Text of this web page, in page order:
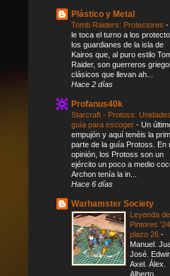
Plástico y Metal
Tomb Raiders: Protectores -
le toca el turno a los
los guardianes de la isla de
Kairos que, al puro estilo
Raider, son guerreros
clásicos que llevan ah...
Hace 2 días
Profanus40k
Starcraft - Protoss: Unidades,
guía para escoger - Un
empujón y aquí tenéis la
parte de la guía Protoss. En
opinión, los Protoss son un
ejército un poco a medio
Archon tenía la in...
Hace 6 días
Warhamster Society
Leyenda
Pintores '24,
plazo 26 -
Manuel.
José.
Axel. Álex.
Alberto.